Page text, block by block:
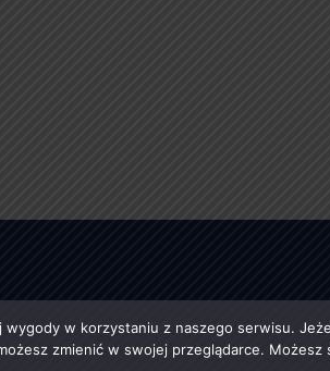
w korzystaniu z naszego serwisu.
zmienić w swojej przeglądarce. Możesz